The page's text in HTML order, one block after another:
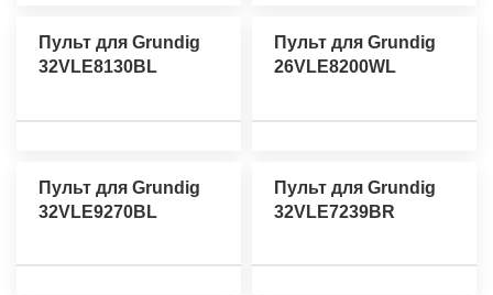
Пульт для Grundig
32VLE8130BL
Пульт для Grundig
26VLE8200WL
Пульт для Grundig
32VLE9270BL
Пульт для Grundig
32VLE7239BR